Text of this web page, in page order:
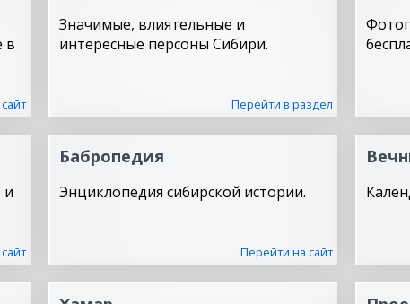
в
Значимые, влиятельные и
интересные персоны Сибири.
Перейти в раздел
и
Бабропедия
Энциклопедия сибирской истории.
Перейти на сайт